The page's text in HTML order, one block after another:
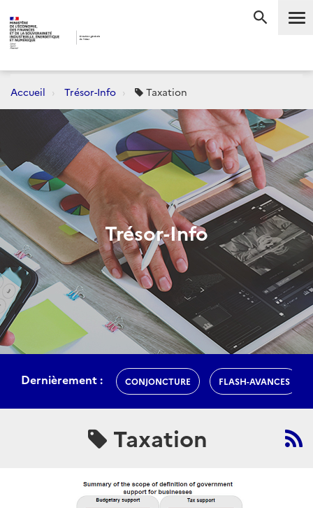
Accueil Trésor-Info Taxation
Trésor-Info
Dernièrement : CONJONCTURE FLASH-AVANCES
Taxation